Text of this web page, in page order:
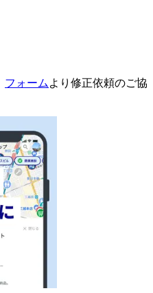
フォーム より修正依頼のご協